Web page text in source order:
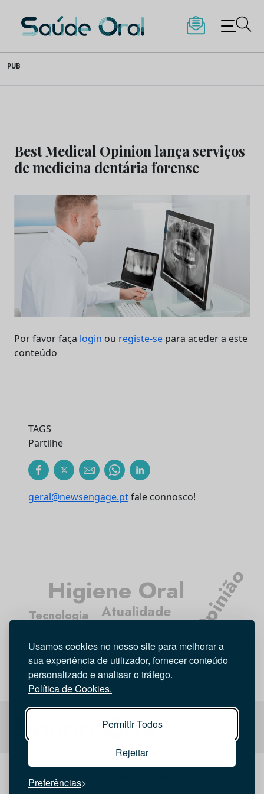
Usamos cookies no nosso site para melhorar a
sua experiência de utilizador, fornecer conteúdo
personalizado e analisar o tráfego.
Política de Cookies.
Permitir Todos
Rejeitar
Preferências
to
content
Saúde Oral
PUB
Best Medical Opinion lança serviços
de medicina dentária forense
Por favor faça login ou registe-se para aceder a este
conteúdo
TAGS
Partilhe
geral@newsengage.ptfale connosco!
Atualidade
Higiene Oral
Entrevista
Opinião
Tecnologia
Investigação
Política de privacidade